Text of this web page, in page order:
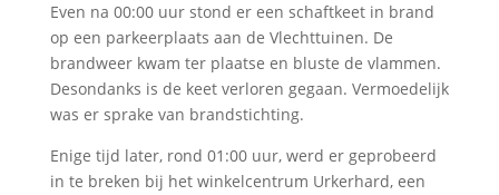
Even na 00:00 uur stond er een schaftkeet in brand
op een parkeerplaats aan de Vlechttuinen. De
brandweer kwam ter plaatse en bluste de vlammen.
Desondanks is de keet verloren gegaan. Vermoedelijk
was er sprake van brandstichting.
Enige tijd later, rond 01:00 uur, werd er geprobeerd
in te breken bij het winkelcentrum Urkerhard, een